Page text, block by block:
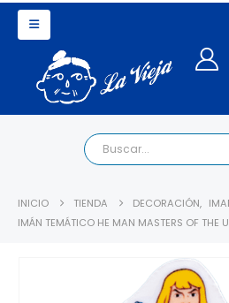
INICIO TIENDA DECORACIÓN,
IMÁN TEMÁTICO HE MAN MASTERS OF THE